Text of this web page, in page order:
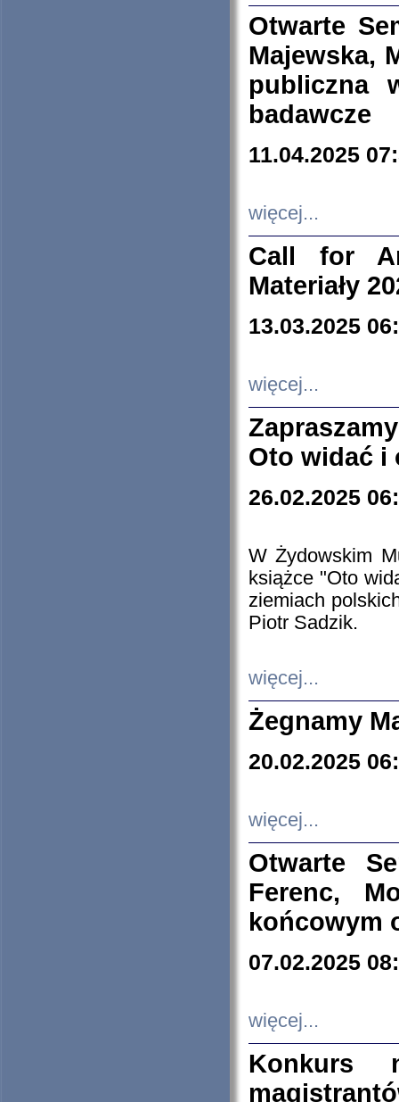
Otwarte
Majewska,
publiczna
badawcze
11.04.2025
więcej...
Call for
Materiały
13.03.2025
więcej...
Oto widać i
26.02.2025
W Żydowskim
książce "Oto
ziemiach
Piotr Sadzik.
więcej...
Żegnamy
20.02.2025
więcej...
Otwarte
Ferenc,
końcowym
07.02.2025
więcej...
Konkurs